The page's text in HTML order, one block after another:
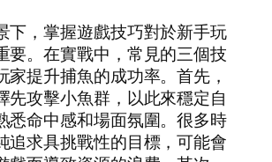
下，掌握遊戲技巧對於新手玩
要。在實戰中，常見的三個技
家提升捕魚的成功率。首先，
先攻擊小魚群，以此來穩定自
悉命中感和場面氛圍。很多時
追求具挑戰性的目標，可能會